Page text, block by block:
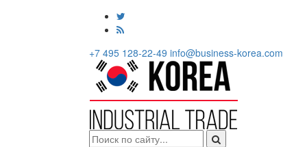
+7 495 128-22-49 info@business-korea.com